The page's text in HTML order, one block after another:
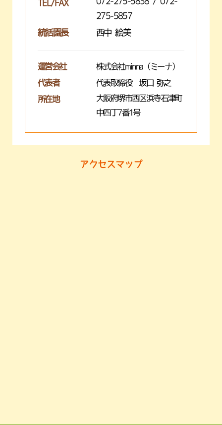
TEL/FAX
275-5857
統括園長
西中 絵美
運営会社 株式会社minna（ミーナ）
代表者 代表取締役 坂口 弥之
所在地
大阪府堺市西区浜寺石津町
中四丁7番1号
アクセスマップ